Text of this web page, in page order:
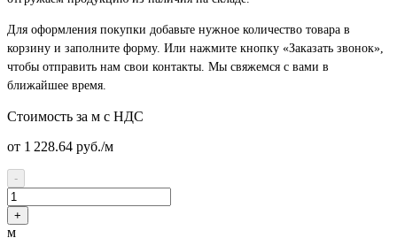
Для оформления покупки добавьте нужное количество товара в
корзину и заполните форму. Или нажмите кнопку «Заказать звонок»,
чтобы отправить нам свои контакты. Мы свяжемся с вами в
ближайшее время.
Стоимость за м с НДС
от 1 228.64 руб./м
-
+
м